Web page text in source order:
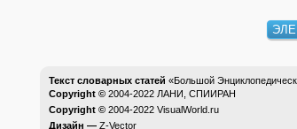
Текст словарных статей «Большой
Copyright © 2004-2022 ЛАНИ, СПИИРАН
Copyright © 2004-2022 VisualWorld.ru
Дизайн — Z-Vector